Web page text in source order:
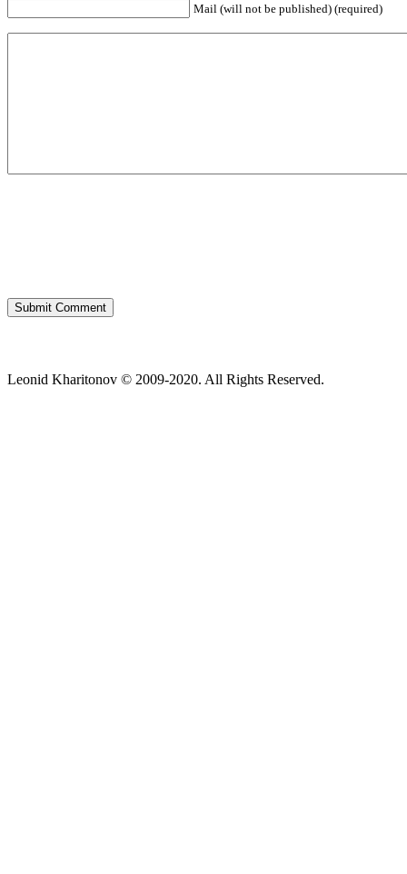
Mail (will not be published) (required)
Leonid Kharitonov © 2009-2020. All Rights Reserved.